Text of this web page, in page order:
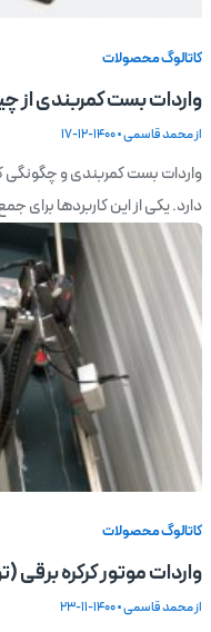
کاتالوگ محصولات
واردات بست کمربندی از
ازمحمد قاسمی•
1400-12-17
واردات بست کمربندی و چگونگی
دارد. یکی از این کاربردها برای
کاتالوگ محصولات
واردات موتور کرکره برقی
ازمحمد قاسمی•
1400-11-23